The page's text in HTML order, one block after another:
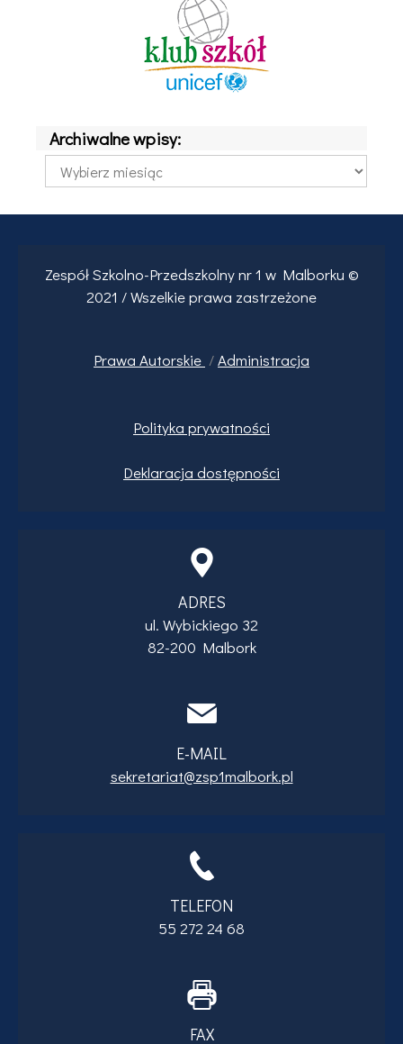
Archiwalne wpisy:
Archiwalne
wpisy:
Zespół Szkolno-Przedszkolny nr 1 w Malborku ©
2021 / Wszelkie prawa zastrzeżone
Prawa Autorskie /Administracja
Polityka prywatności
Deklaracja dostępności
ADRES
ul. Wybickiego 32
82-200 Malbork
E-MAIL
sekretariat@zsp1malbork.pl
TELEFON
55 272 24 68
FAX